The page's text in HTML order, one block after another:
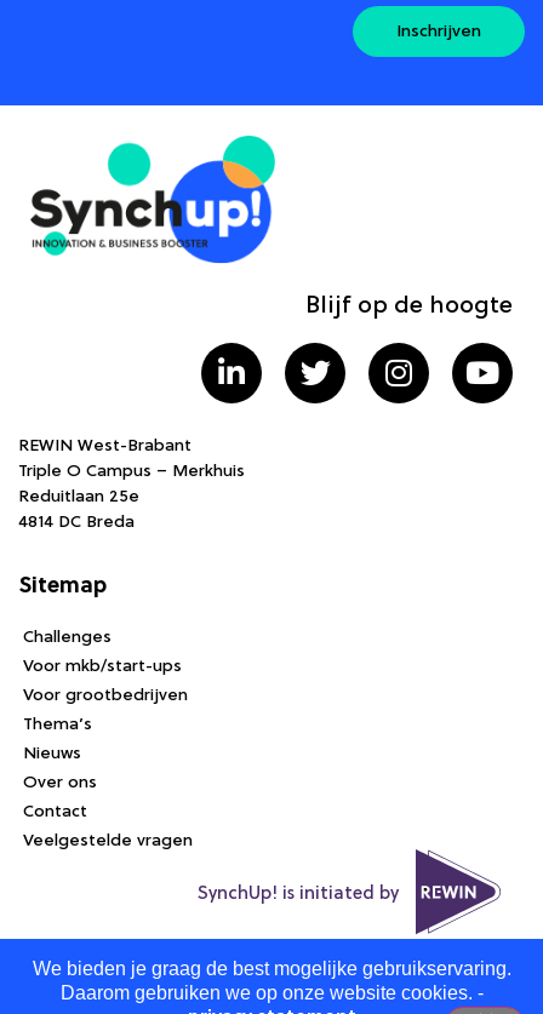
Inschrijven
Blijf op de hoogte
REWIN West-Brabant
Triple O Campus – Merkhuis
Reduitlaan 25e
4814 DC Breda
Sitemap
Challenges
Voor mkb/start-ups
Voor grootbedrijven
Thema’s
Nieuws
Over ons
Contact
Veelgestelde vragen
SynchUp! is initiated by
Algemene voorwaarden Privacy statement
We bieden je graag de best mogelijke gebruikservaring.
Daarom gebruiken we op onze website cookies. -